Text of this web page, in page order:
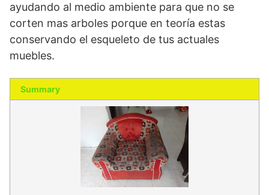
ayudando al medio ambiente para que no se
corten mas arboles porque en teoría estas
conservando el esqueleto de tus actuales
muebles.
Summary